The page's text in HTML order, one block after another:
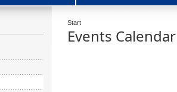
Start
Events Calendar